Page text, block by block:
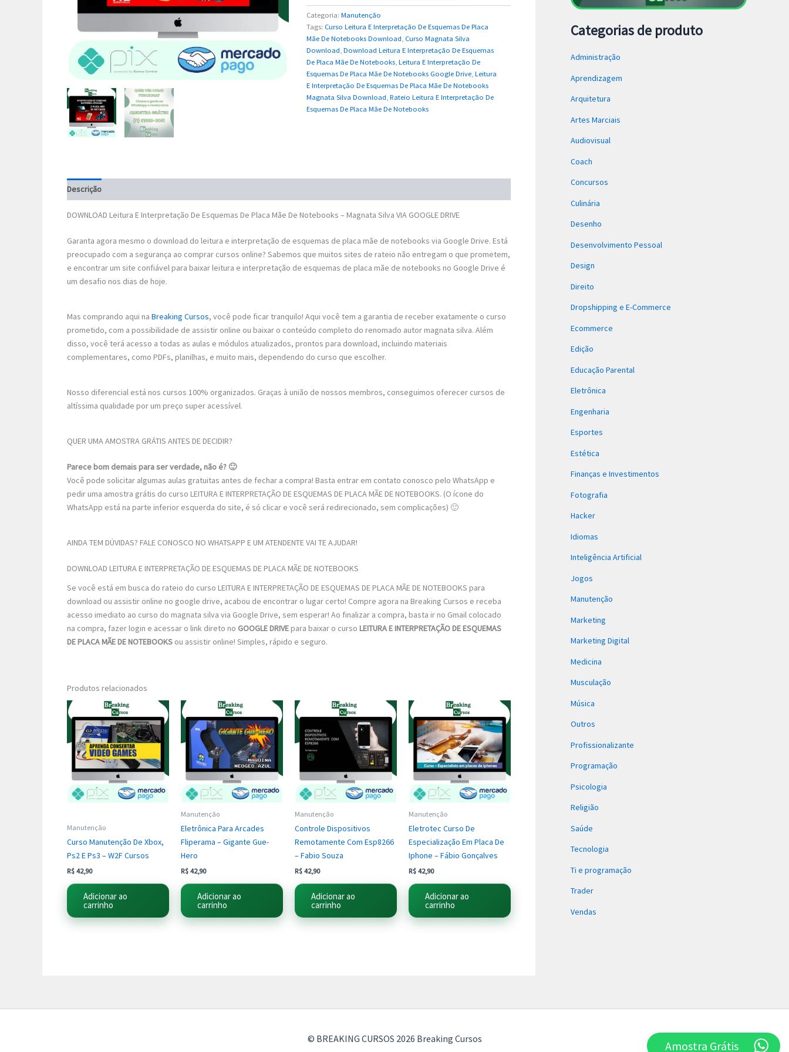
Silva
quantidade
Categoria:Manutenção
Tags: Curso Leitura E Interpretação De Esquemas De Placa
Mãe De Notebooks Download, Curso Magnata Silva
Download,Download Leitura E Interpretação De Esquemas
De Placa Mãe De Notebooks,Leitura E Interpretação De
Esquemas De Placa Mãe De Notebooks Google Drive,Leitura
E Interpretação De Esquemas De Placa Mãe De Notebooks
Magnata Silva Download,Rateio Leitura E Interpretação De
Esquemas De Placa Mãe De Notebooks
Descrição
DOWNLOAD Leitura E Interpretação De Esquemas De Placa Mãe De Notebooks – Magnata Silva VIA GOOGLE DRIVE
Garanta agora mesmo o download do leitura e interpretação de esquemas de placa mãe de notebooks via Google Drive. Está
preocupado com a segurança ao comprar cursos online? Sabemos que muitos sites de rateio não entregam o que prometem,
e encontrar um site confiável para baixar leitura e interpretação de esquemas de placa mãe de notebooks no Google Drive é
um desafio nos dias de hoje.
Mas comprando aqui na Breaking Cursos, você pode ficar tranquilo! Aqui você tem a garantia de receber exatamente o curso
prometido, com a possibilidade de assistir online ou baixar o conteúdo completo do renomado autor magnata silva. Além
disso, você terá acesso a todas as aulas e módulos atualizados, prontos para download, incluindo materiais
complementares, como PDFs, planilhas, e muito mais, dependendo do curso que escolher.
Nosso diferencial está nos cursos 100% organizados. Graças à união de nossos membros, conseguimos oferecer cursos de
altíssima qualidade por um preço super acessível.
QUER UMA AMOSTRA GRÁTIS ANTES DE DECIDIR?
Parece bom demais para ser verdade, não é? 🙂
Você pode solicitar algumas aulas gratuitas antes de fechar a compra! Basta entrar em contato conosco pelo WhatsApp e
pedir uma amostra grátis do curso LEITURA E INTERPRETAÇÃO DE ESQUEMAS DE PLACA MÃE DE NOTEBOOKS. (O ícone do
WhatsApp está na parte inferior esquerda do site, é só clicar e você será redirecionado, sem complicações) 🙂
AINDA TEM DÚVIDAS? FALE CONOSCO NO WHATSAPP E UM ATENDENTE VAI TE AJUDAR!
DOWNLOAD LEITURA E INTERPRETAÇÃO DE ESQUEMAS DE PLACA MÃE DE NOTEBOOKS
Se você está em busca do rateio do curso LEITURA E INTERPRETAÇÃO DE ESQUEMAS DE PLACA MÃE DE NOTEBOOKS para
download ou assistir online no google drive, acabou de encontrar o lugar certo! Compre agora na Breaking Cursos e receba
acesso imediato ao curso do magnata silva via Google Drive, sem esperar! Ao finalizar a compra, basta ir no Gmail colocado
na compra, fazer login e acessar o link direto no GOOGLE DRIVEpara baixar o curso LEITURA E INTERPRETAÇÃO DE ESQUEMAS
DE PLACA MÃE DE NOTEBOOKS ou assistir online! Simples, rápido e seguro.
Produtos relacionados
Manutenção
Curso Manutenção De Xbox,
Ps2 E Ps3 – W2F Cursos
R$ 42,90
Adicionar ao
carrinho
Manutenção
Eletrônica Para Arcades
Fliperama – Gigante Gue-
Hero
R$ 42,90
Adicionar ao
carrinho
Manutenção
Controle Dispositivos
Remotamente Com Esp8266
– Fabio Souza
R$ 42,90
Adicionar ao
carrinho
Manutenção
Eletrotec Curso De
Especialização Em Placa De
Iphone – Fábio Gonçalves
R$ 42,90
Adicionar ao
carrinho
Categorias de produto
Administração
Aprendizagem
Arquitetura
Artes Marciais
Audiovisual
Coach
Concursos
Culinária
Desenho
Desenvolvimento Pessoal
Design
Direito
Dropshipping e E-Commerce
Ecommerce
Edição
Educação Parental
Eletrônica
Engenharia
Esportes
Estética
Finanças e Investimentos
Fotografia
Hacker
Idiomas
Inteligência Artificial
Jogos
Manutenção
Marketing
Marketing Digital
Medicina
Musculação
Música
Outros
Profissionalizante
Programação
Psicologia
Religião
Saúde
Tecnologia
Ti e programação
Trader
Vendas
© BREAKING CURSOS 2026 Breaking Cursos Amostra Grátis